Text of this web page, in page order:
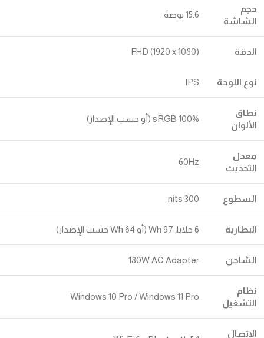
حجم
الشاشة
15.6 بوصة
الدقة FHD (1920 x 1080)
نوع اللوحة IPS
نطاق
الألوان
100% sRGB (أو حسب الإصدار)
معدل
التحديث
60Hz
السطوع 300 nits
البطارية 6 خلايا، 97 Wh (أو 64 Wh حسب الإصدار)
الشاحن 180W AC Adapter
نظام
التشغيل
Windows 10 Pro / Windows 11 Pro
الاتصال